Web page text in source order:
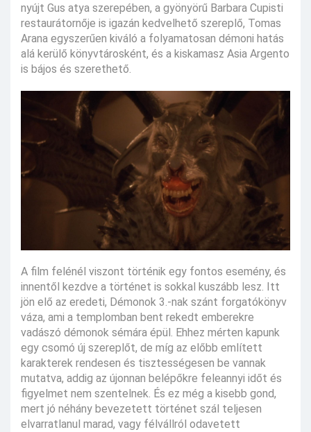
nyújt Gus atya szerepében, a gyönyörű Barbara Cupisti
restaurátornője is igazán kedvelhető szereplő, Tomas
Arana egyszerűen kiváló a folyamatosan démoni hatás
alá kerülő könyvtárosként, és a kiskamasz Asia Argento
is bájos és szerethető.
A film felénél viszont történik egy fontos esemény, és
innentől kezdve a történet is sokkal kuszább lesz. Itt
jön elő az eredeti, Démonok 3.-nak szánt forgatókönyv
váza, ami a templomban bent rekedt emberekre
vadászó démonok sémára épül. Ehhez mérten kapunk
egy csomó új szereplőt, de míg az előbb említett
karakterek rendesen és tisztességesen be vannak
mutatva, addig az újonnan belépőkre feleannyi időt és
figyelmet nem szentelnek. És ez még a kisebb gond,
mert jó néhány bevezetett történet szál teljesen
elvarratlanul marad, vagy félvállról odavetett